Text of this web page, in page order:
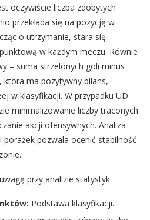
oczywiście liczba zdobytych
przekłada się na pozycję w
o utrzymanie, stara się
w każdym meczu. Równie
– suma strzelonych goli minus
która ma pozytywny bilans,
w klasyfikacji. W przypadku UD
minimalizowanie liczby traconych
akcji ofensywnych. Analiza
pozwala ocenić stabilność
przy analizie statystyk:
Podstawa klasyfikacji.